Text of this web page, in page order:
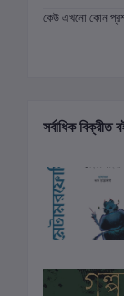
কেউ এখনো কোন
সর্বাধিক বিক্রীত